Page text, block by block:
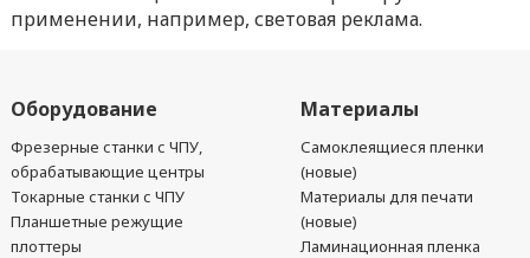
применении, например, световая реклама.
Оборудование
Фрезерные станки с ЧПУ,
обрабатывающие центры
Токарные станки с ЧПУ
Планшетные режущие
плоттеры
Материалы
Самоклеящиеся пленки
(новые)
Материалы для печати
(новые)
Ламинационная пленка